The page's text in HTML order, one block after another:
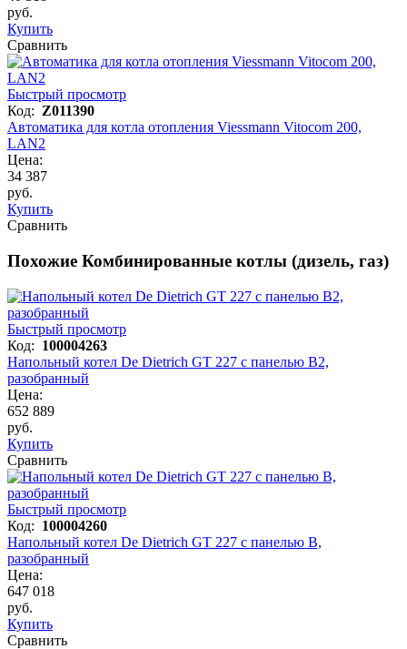
руб.
Купить
Сравнить
Быстрый просмотр
Код: Z011390
Автоматика для котла отопления Viessmann Vitocom 200,
LAN2
Цена:
34 387
руб.
Купить
Сравнить
Похожие Комбинированные котлы (дизель, газ)
Быстрый просмотр
Код: 100004263
Напольный котел De Dietrich GT 227 с панелью B2,
разобранный
Цена:
652 889
руб.
Купить
Сравнить
Быстрый просмотр
Код: 100004260
Напольный котел De Dietrich GT 227 с панелью B,
разобранный
Цена:
647 018
руб.
Купить
Сравнить